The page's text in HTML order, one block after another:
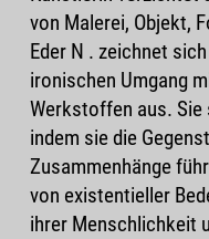
von Malerei, Objekt,
Eder N . zeichnet
ironischen Umgang
Werkstoffen aus.
indem sie die
Zusammenhänge
von existentieller
ihrer Menschlichkeit